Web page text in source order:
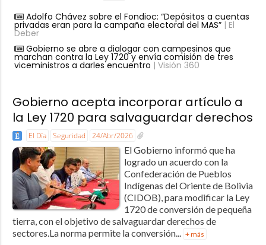
Adolfo Chávez sobre el Fondioc: “Depósitos a cuentas
privadas eran para la campaña electoral del MAS”| El
Deber
Gobierno se abre a dialogar con campesinos que
marchan contra la Ley 1720 y envía comisión de tres
viceministros a darles encuentro | Visión 360
Gobierno acepta incorporar artículo a
la Ley 1720 para salvaguardar derechos
El Día Seguridad 24/Abr/2026
El Gobierno informó que ha
logrado un acuerdo con la
Confederación de Pueblos
Indígenas del Oriente de Bolivia
(CIDOB), para modificar la Ley
1720 de conversión de pequeña
tierra, con el objetivo de salvaguardar derechos de
sectores.La norma permite la conversión...
+ más